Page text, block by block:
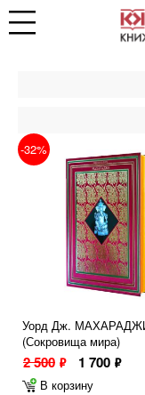
-32%
Уорд Дж.
(Сокровища мира)
2 500 ф 1 700 ф
В корзину